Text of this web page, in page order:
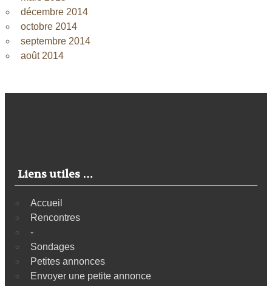
décembre 2014
octobre 2014
septembre 2014
août 2014
Liens utiles …
Accueil
Rencontres
-
Sondages
Petites annonces
Envoyer une petite annonce